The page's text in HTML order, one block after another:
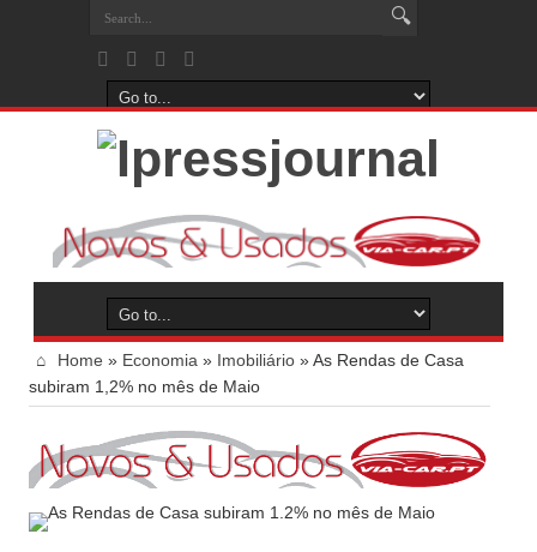
Home » Economia » Imobiliário »As Rendas de Casa
subiram 1,2% no mês de Maio